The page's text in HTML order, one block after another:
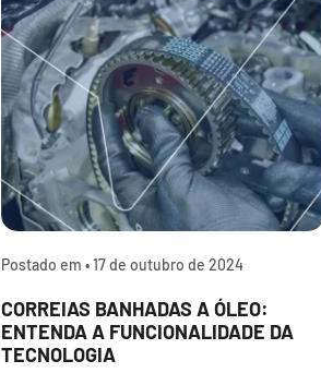
Postado em •17 de outubro de 2024
CORREIAS BANHADAS A ÓLEO:
ENTENDA A FUNCIONALIDADE DA
TECNOLOGIA